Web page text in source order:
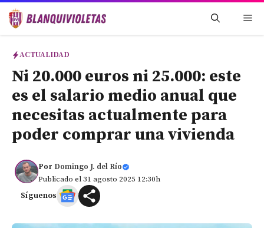
Saltar
ACTUALIDAD
Ni 20.000 euros ni 25.000: este
es el salario medio anual que
necesitas actualmente para
poder comprar una vivienda
Por Domingo J. del Río
Publicado el 31 agosto 2025 12:30h
Síguenos